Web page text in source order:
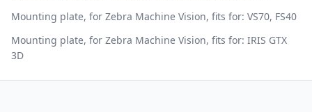
Mounting plate, for Zebra Machine Vision, fits for: VS70, FS40
Mounting plate, for Zebra Machine Vision, fits for: IRIS GTX
3D